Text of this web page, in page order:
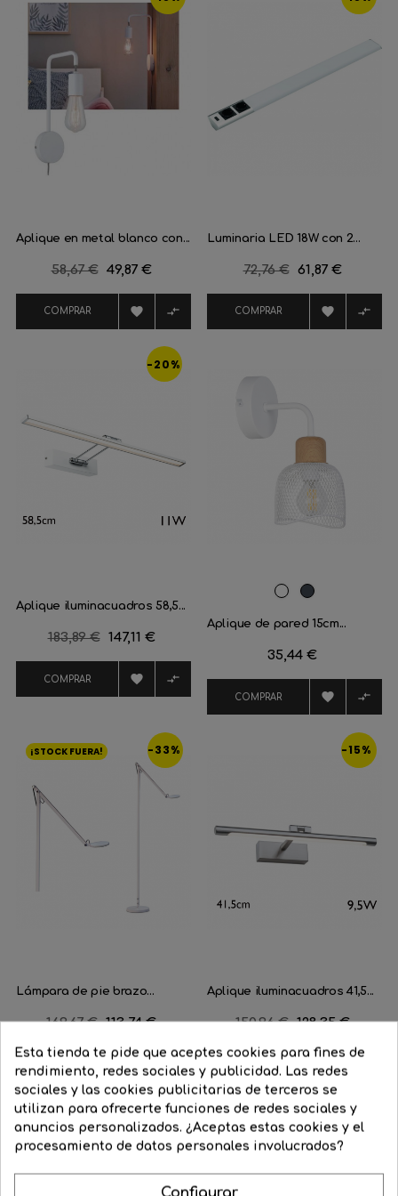
Aplique en metal blanco con...
Precio
58,67 € Precio
49,87 €
COMPRAR  
Luminaria LED 18W con 2...
Precio
72,76 € Precio
61,87 €
COMPRAR  
-20%
Aplique iluminacuadros 58,5...
Precio
183,89 € Precio
147,11 €
COMPRAR  
BlancoNegro
Aplique de pared 15cm...
Precio
35,44 €
COMPRAR  
-33%
¡STOCK FUERA!
Lámpara de pie brazo...
Precio
169,67 € Precio
113,74 €
COMPRAR  
-15%
Aplique iluminacuadros 41,5...
Precio
150,96 € Precio
128,35 €
COMPRAR 
-10%
¡STOCK FUERA!
Esta tienda te pide que aceptes cookies para fines de
rendimiento, redes sociales y publicidad. Las redes
sociales y las cookies publicitarias de terceros se
utilizan para ofrecerte funciones de redes sociales y
anuncios personalizados. ¿Aceptas estas cookies y el
procesamiento de datos personales involucrados?
Configurar